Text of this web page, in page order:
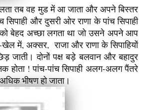
तब वह मुड में आ जाता और अपने बिस्तर
और दुसरी ओर राणा के पांच सिपाही
बेहद अच्छा लगता था जो उसने अपने आप
में, अक्सर, राजा और राणा के सिपाहियों
जाती। दोनों पक्ष बड़े बलवान और बहादुर
होता ! पांच-पांच सिपाही अलग-अलग पैंतरे
भीषण हो जाता।